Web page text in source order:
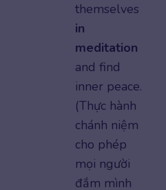
themselves
in
meditation
and find
inner peace.
(Thực hành
chánh niệm
cho phép
mọi người
đắm mình